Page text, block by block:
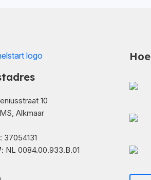
10
Alkmaar
: 37054131
: NL 0084.00.933.B.01